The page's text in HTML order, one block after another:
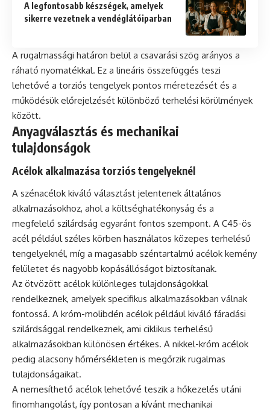
A legfontosabb készségek, amelyek
sikerre vezetnek a vendéglátóiparban
A rugalmassági határon belül a csavarási szög arányos a
ráható nyomatékkal. Ez a lineáris összefüggés teszi
lehetővé a torziós tengelyek pontos méretezését és a
működésük előrejelzését különböző terhelési körülmények
között.
Anyagválasztás és mechanikai
tulajdonságok
Acélok alkalmazása torziós tengelyeknél
A szénacélok kiváló választást jelentenek általános
alkalmazásokhoz, ahol a költséghatékonyság és a
megfelelő szilárdság egyaránt fontos szempont. A C45-ös
acél például széles körben használatos közepes terhelésű
tengelyeknél, míg a magasabb széntartalmú acélok kemény
felületet és nagyobb kopásállóságot biztosítanak.
Az ötvözött acélok különleges tulajdonságokkal
rendelkeznek, amelyek specifikus alkalmazásokban válnak
fontossá. A króm-molibdén acélok például kiváló fáradási
szilárdsággal rendelkeznek, ami ciklikus terhelésű
alkalmazásokban különösen értékes. A nikkel-króm acélok
pedig alacsony hőmérsékleten is megőrzik rugalmas
tulajdonságaikat.
A nemesíthető acélok lehetővé teszik a hőkezelés utáni
finomhangolást, így pontosan a kívánt mechanikai